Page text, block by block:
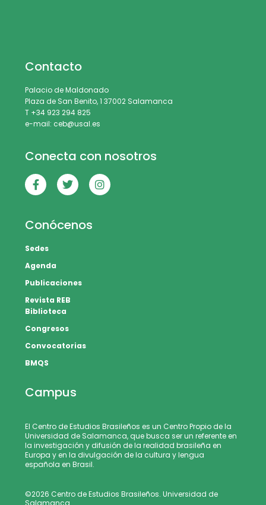
Contacto
Palacio de Maldonado
Plaza de San Benito, 1 37002 Salamanca
T +34 923 294 825
e-mail: ceb@usal.es
Conecta con nosotros
Conócenos
Sedes
Agenda
Publicaciones
Revista REB
Biblioteca
Congresos
Convocatorias
BMQS
Campus
El Centro de Estudios Brasileños es un Centro Propio de la
Universidad de Salamanca, que busca ser un referente en
la investigación y difusión de la realidad brasileña en
Europa y en la divulgación de la cultura y lengua
española en Brasil.
©2026 Centro de Estudios Brasileños. Universidad de